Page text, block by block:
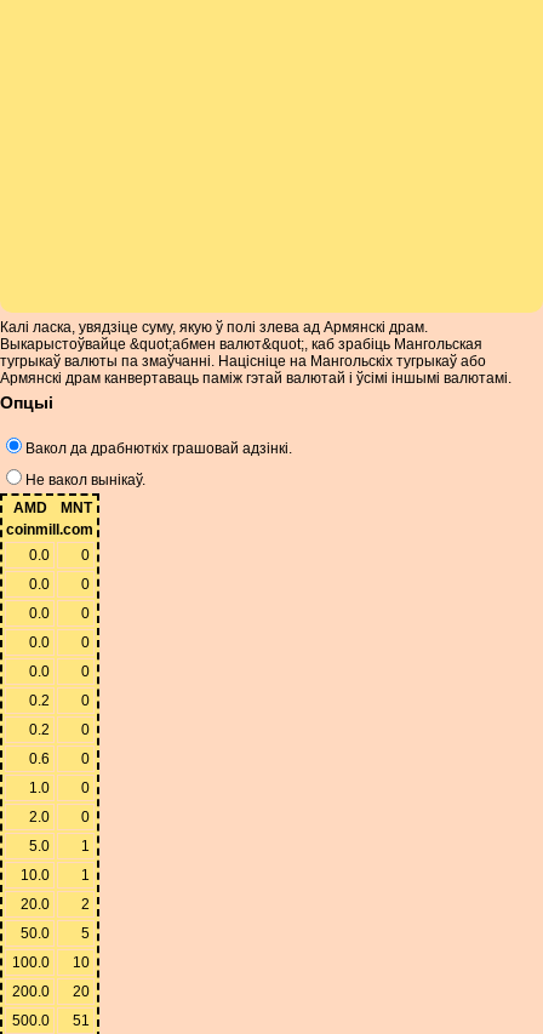
Калі ласка, увядзіце суму, якую ў полі злева ад Армянскі драм.
Выкарыстоўвайце &quot;абмен валют&quot;, каб зрабіць Мангольская
тугрыкаў валюты па змаўчанні. Націсніце на Мангольскіх тугрыкаў або
Армянскі драм канвертаваць паміж гэтай валютай і ўсімі іншымі валютамі.
Опцыі
Вакол да драбнюткіх грашовай адзінкі.
Не вакол вынікаў.
AMD
MNT
coinmill.com
0.0
0
0.0
0
0.0
0
0.0
0
0.0
0
0.2
0
0.2
0
0.6
0
1.0
0
2.0
0
5.0
1
10.0
1
20.0
2
50.0
5
100.0
10
200.0
20
500.0
51